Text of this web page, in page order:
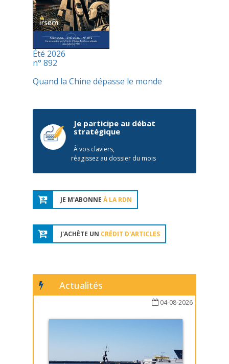
Été 2026
n° 892
Quand la Chine dépasse le monde
Je participe au débat
stratégique
À vos claviers,
réagissez au dossier du mois
JE M'ABONNE À LA RDN
J'ACHÈTE UN CRÉDIT D'ARTICLES
Actualités
04-08-2026